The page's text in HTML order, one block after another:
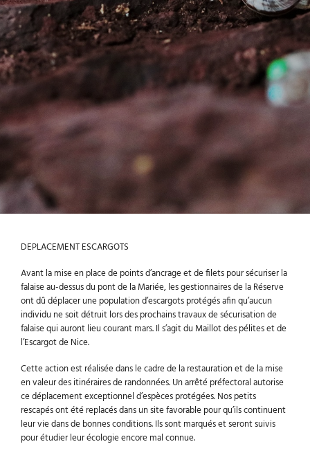
DEPLACEMENT ESCARGOTS
Avant la mise en place de points d’ancrage et de filets pour sécuriser la
falaise au-dessus du pont de la Mariée, les gestionnaires de la Réserve
ont dû déplacer une population d’escargots protégés afin qu’aucun
individu ne soit détruit lors des prochains travaux de sécurisation de
falaise qui auront lieu courant mars. Il s’agit du Maillot des pélites et de
l’Escargot de Nice.
Cette action est réalisée dans le cadre de la restauration et de la mise
en valeur des itinéraires de randonnées. Un arrêté préfectoral autorise
ce déplacement exceptionnel d’espèces protégées. Nos petits
rescapés ont été replacés dans un site favorable pour qu’ils continuent
leur vie dans de bonnes conditions. Ils sont marqués et seront suivis
pour étudier leur écologie encore mal connue.